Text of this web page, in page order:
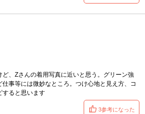
、Zさんの着用写真に近いと思う。グリーン強
事等には微妙なところ。つけ心地と見え方、コ
すると思います
3参考になった